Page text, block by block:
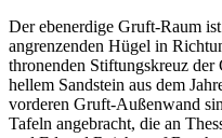
Der ebenerdige Gruft-Raum
angrenzenden Hügel in
thronenden Stiftungskreuz
hellem Sandstein aus dem
vorderen Gruft-Außenwand
Tafeln angebracht, die an